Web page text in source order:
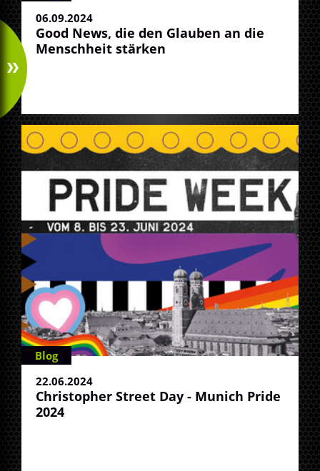
06.09.2024
Good News, die den Glauben an die
Menschheit stärken
Blog
22.06.2024
Christopher Street Day - Munich Pride
2024